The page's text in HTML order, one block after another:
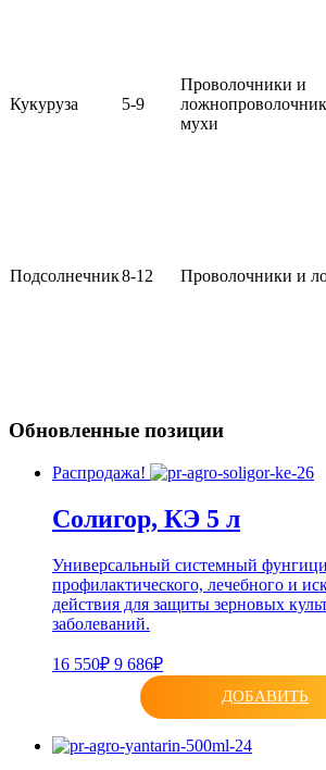
Кукуруза 5-9
Проволочники и
мухи
Подсолнечник8-12 Проволочники и
Обновленные позиции
Распродажа!
Солигор, КЭ 5 л
Универсальный системный
профилактического, лечебного и
действия для защиты зерновых
заболеваний.
16 550₽ 9 686₽
ДОБАВИТЬ